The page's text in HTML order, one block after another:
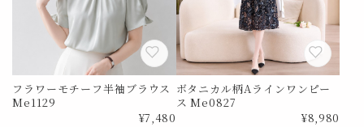
フラワーモチーフ半袖ブラウス
Me1129
¥7,480
ボタニカル柄Aラインワンピー
ス Me0827
¥8,980